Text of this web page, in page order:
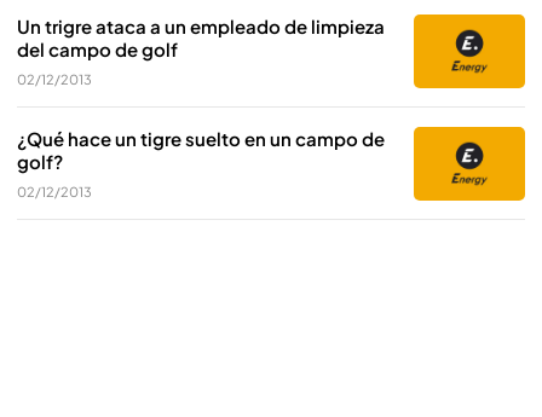
Un trigre ataca a un empleado de limpieza
del campo de golf
02/12/2013
¿Qué hace un tigre suelto en un campo de
golf?
02/12/2013